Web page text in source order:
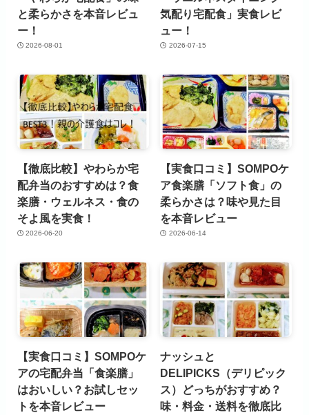
と柔らかさを本音レビュ
ー！
2026-08-01
気配り宅配食」実食レビ
ュー！
2026-07-15
【徹底比較】やわらか宅
配弁当のおすすめは？食
楽膳・ウェルネス・食の
そよ風を実食！
2026-06-20
【実食口コミ】SOMPOケ
ア食楽膳「ソフト食」の
柔らかさは？味や見た目
を本音レビュー
2026-06-14
【実食口コミ】SOMPOケ
アの宅配弁当「食楽膳」
はおいしい？お試しセッ
トを本音レビュー
ナッシュと
DELIPICKS（デリピック
ス）どっちがおすすめ？
味・料金・送料を徹底比